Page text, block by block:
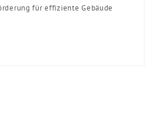
für effiziente Gebäude